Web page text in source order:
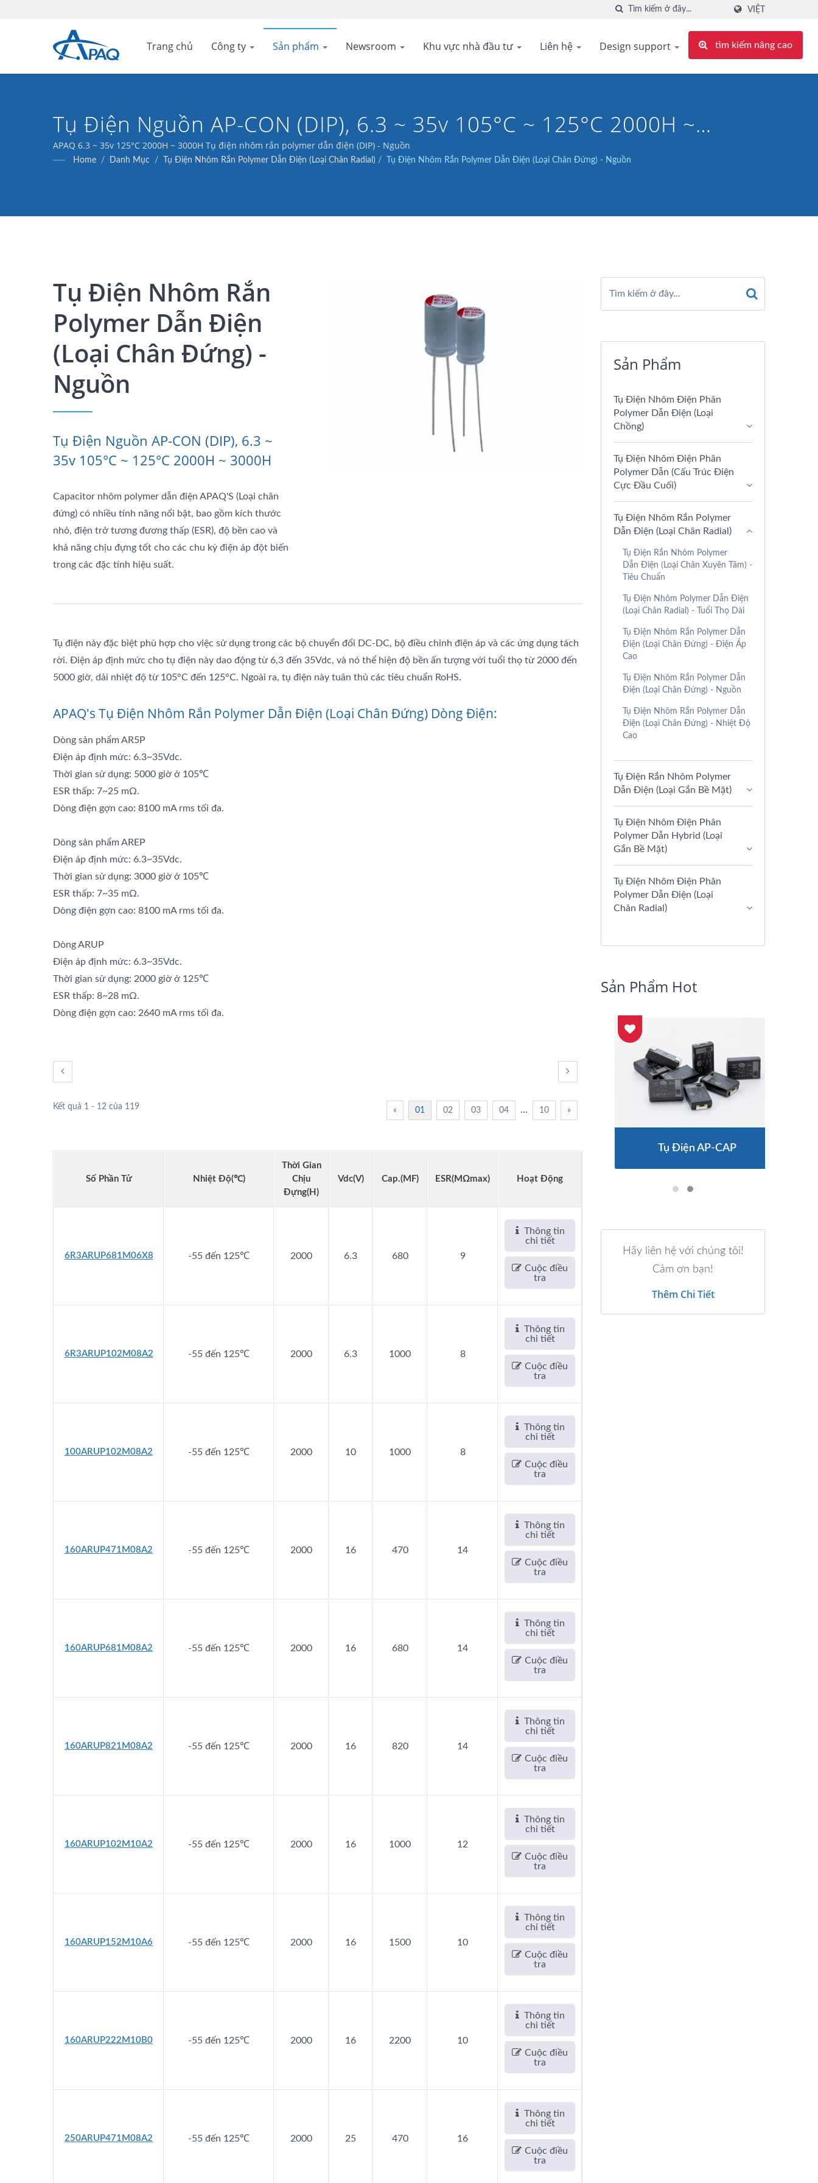
VIỆT
Trang chủ Công ty Sản phẩm Newsroom Khu vực nhà đầu tư Liên hệ Design support tìm kiếm nâng cao
Tụ Điện Nguồn AP-CON (DIP), 6.3 ~ 35v 105°C ~ 125°C 2000H ~
3000H
APAQ 6.3 ~ 35v 125°C 2000H ~ 3000H Tụ điện nhôm rắn polymer dẫn điện (DIP) - Nguồn
Home / Danh Mục / Tụ Điện Nhôm Rắn Polymer Dẫn Điện (Loại Chân Radial) / Tụ Điện Nhôm Rắn Polymer Dẫn Điện (Loại Chân Đứng) - Nguồn
Tụ Điện Nhôm Rắn
Polymer Dẫn Điện
(Loại Chân Đứng) -
Nguồn
Tụ Điện Nguồn AP-CON (DIP), 6.3 ~
35v 105°C ~ 125°C 2000H ~ 3000H
Capacitor nhôm polymer dẫn điện APAQ'S (Loại chân
đứng) có nhiều tính năng nổi bật, bao gồm kích thước
nhỏ, điện trở tương đương thấp (ESR), độ bền cao và
khả năng chịu đựng tốt cho các chu kỳ điện áp đột biến
trong các đặc tính hiệu suất.
Tụ điện này đặc biệt phù hợp cho việc sử dụng trong các bộ chuyển đổi DC-DC, bộ điều chỉnh điện áp và các ứng dụng tách
rời. Điện áp định mức cho tụ điện này dao động từ 6,3 đến 35Vdc, và nó thể hiện độ bền ấn tượng với tuổi thọ từ 2000 đến
5000 giờ, dải nhiệt độ từ 105°C đến 125°C. Ngoài ra, tụ điện này tuân thủ các tiêu chuẩn RoHS.
APAQ's Tụ Điện Nhôm Rắn Polymer Dẫn Điện (Loại Chân Đứng) Dòng Điện:
Dòng sản phẩm AR5P
Điện áp định mức: 6.3~35Vdc.
Thời gian sử dụng: 5000 giờ ở 105℃
ESR thấp: 7~25 mΩ.
Dòng điện gợn cao: 8100 mA rms tối đa.
Dòng sản phẩm AREP
Điện áp định mức: 6.3~35Vdc.
Thời gian sử dụng: 3000 giờ ở 105℃
ESR thấp: 7~35 mΩ.
Dòng điện gợn cao: 8100 mA rms tối đa.
Dòng ARUP
Điện áp định mức: 6.3~35Vdc.
Thời gian sử dụng: 2000 giờ ở 125℃
ESR thấp: 8~28 mΩ.
Dòng điện gợn cao: 2640 mA rms tối đa.
Kết quả 1 - 12 của 119 « 01 02 03 04 … 10 »
Số Phần Tử Nhiệt Độ(℃)
Thời Gian
Chịu
Đựng(h)
Vdc(V) Cap.(µF) ESR(mΩmax) Hoạt Động
6R3ARUP681M06X8 -55 đến 125℃ 2000 6.3 680 9
Thông tin
chi tiết
Cuộc điều
tra
6R3ARUP102M08A2 -55 đến 125℃ 2000 6.3 1000 8
Thông tin
chi tiết
Cuộc điều
tra
100ARUP102M08A2 -55 đến 125℃ 2000 10 1000 8
Thông tin
chi tiết
Cuộc điều
tra
160ARUP471M08A2 -55 đến 125℃ 2000 16 470 14
Thông tin
chi tiết
Cuộc điều
tra
160ARUP681M08A2 -55 đến 125℃ 2000 16 680 14
Thông tin
chi tiết
Cuộc điều
tra
160ARUP821M08A2 -55 đến 125℃ 2000 16 820 14
Thông tin
chi tiết
Cuộc điều
tra
160ARUP102M10A2 -55 đến 125℃ 2000 16 1000 12
Thông tin
chi tiết
Cuộc điều
tra
160ARUP152M10A6 -55 đến 125℃ 2000 16 1500 10
Thông tin
chi tiết
Cuộc điều
tra
160ARUP222M10B0 -55 đến 125℃ 2000 16 2200 10
Thông tin
chi tiết
Cuộc điều
tra
250ARUP471M08A2 -55 đến 125℃ 2000 25 470 16
Thông tin
chi tiết
Cuộc điều
tra
Sản Phẩm
Tụ Điện Nhôm Điện Phân
Polymer Dẫn Điện (loại
Chồng)
Tụ Điện Nhôm Điện Phân
Polymer Dẫn (Cấu Trúc Điện
Cực Đầu Cuối)
Tụ Điện Nhôm Rắn Polymer
Dẫn Điện (Loại Chân Radial)
Tụ Điện Rắn Nhôm Polymer
Dẫn Điện (Loại Chân Xuyên Tâm) -
Tiêu Chuẩn
Tụ Điện Nhôm Polymer Dẫn Điện
(Loại Chân Radial) - Tuổi Thọ Dài
Tụ Điện Nhôm Rắn Polymer Dẫn
Điện (Loại Chân Đứng) - Điện Áp
Cao
Tụ Điện Nhôm Rắn Polymer Dẫn
Điện (Loại Chân Đứng) - Nguồn
Tụ Điện Nhôm Rắn Polymer Dẫn
Điện (Loại Chân Đứng) - Nhiệt Độ
Cao
Tụ Điện Rắn Nhôm Polymer
Dẫn Điện (Loại Gắn Bề Mặt)
Tụ Điện Nhôm Điện Phân
Polymer Dẫn Hybrid (Loại
Gắn Bề Mặt)
Tụ Điện Nhôm Điện Phân
Polymer Dẫn Điện (Loại
Chân Radial)
Sản Phẩm Hot
Tụ Điện Lai Tụ Điện AP-CAP Tụ Điện Lai Tụ Điện AP-CAP
Hãy liên hệ với chúng tôi!
Cảm ơn bạn!
Thêm Chi Tiết